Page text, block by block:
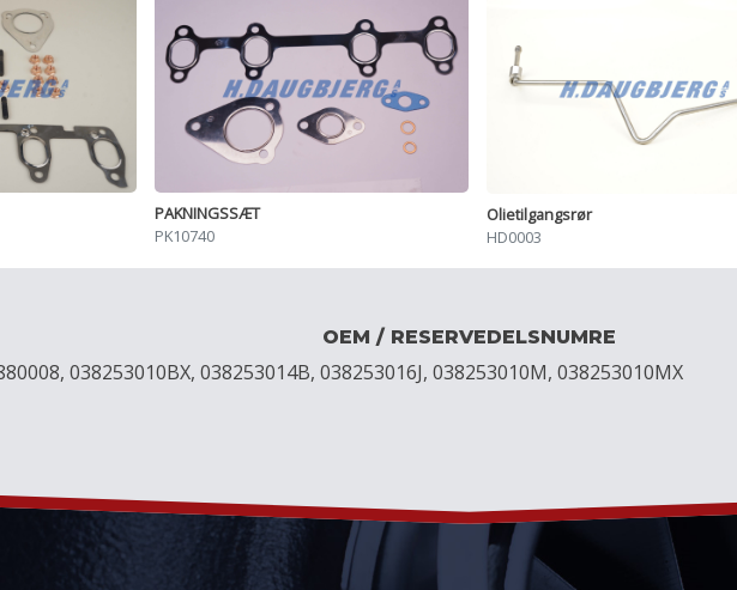
PAKNINGSSÆT
PK10740
Olietilgangsrør
HD0003
OEM / RESERVEDELSNUMRE
038253010BX, 038253014B, 038253016J, 038253010M, 038253010MX